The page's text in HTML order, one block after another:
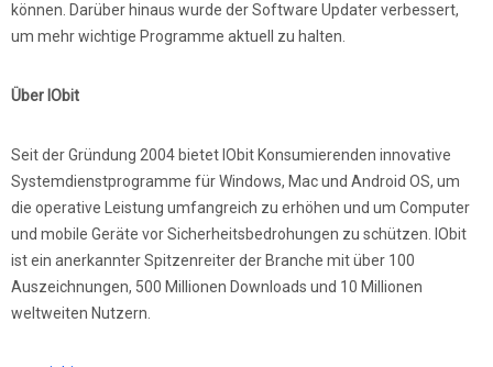
können. Darüber hinaus wurde der Software Updater verbessert,
um mehr wichtige Programme aktuell zu halten.
Über IObit
Seit der Gründung 2004 bietet IObit Konsumierenden innovative
Systemdienstprogramme für Windows, Mac und Android OS, um
die operative Leistung umfangreich zu erhöhen und um Computer
und mobile Geräte vor Sicherheitsbedrohungen zu schützen. IObit
ist ein anerkannter Spitzenreiter der Branche mit über 100
Auszeichnungen, 500 Millionen Downloads und 10 Millionen
weltweiten Nutzern.